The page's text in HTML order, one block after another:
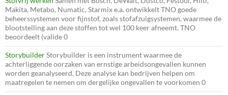
Makita, Metabo, Numatic, Starmix e.a. ontwikkelt TNO goede
beheerssystemen voor fijnstof, zoals stofafzuigsystemen, waarmee de
blootstelling aan deze stoffen tot wel 100 keer afneemt. TNO
beoordeelt (valide 0
StorybuilderStorybuilder is een instrument waarmee de
achterliggende oorzaken van ernstige arbeidsongevallen kunnen
worden geanalyseerd. Deze analyse kan bedrijven helpen om
maatregelen te nemen om dergelijke ongevallen te voorkomen 0